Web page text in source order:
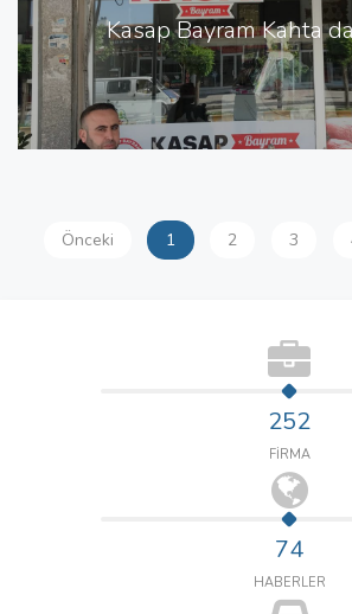
Kasap Bayram Kahta
Önceki 1 2 3
252
FİRMA
74
HABERLER